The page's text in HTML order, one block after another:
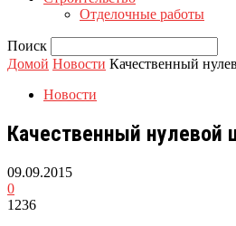
Отделочные работы
Поиск
Домой Новости Качественный
Новости
Качественный нулевой
09.09.2015
0
1236